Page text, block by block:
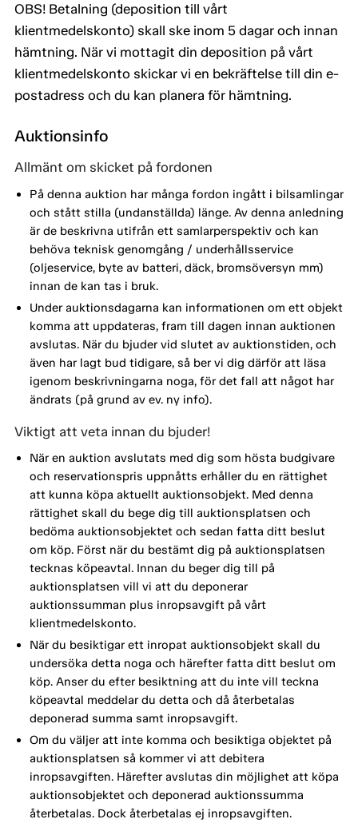
OBS! Betalning (deposition till vårt
klientmedelskonto) skall ske inom 5 dagar och innan
hämtning. När vi mottagit din deposition på vårt
klientmedelskonto skickar vi en bekräftelse till din e-
postadress och du kan planera för hämtning.
Auktionsinfo
Allmänt om skicket på fordonen
På denna auktion har många fordon ingått i bilsamlingar
och stått stilla (undanställda) länge. Av denna anledning
är de beskrivna utifrån ett samlarperspektiv och kan
behöva teknisk genomgång / underhållsservice
(oljeservice, byte av batteri, däck, bromsöversyn mm)
innan de kan tas i bruk.
Under auktionsdagarna kan informationen om ett objekt
komma att uppdateras, fram till dagen innan auktionen
avslutas. När du bjuder vid slutet av auktionstiden, och
även har lagt bud tidigare, så ber vi dig därför att läsa
igenom beskrivningarna noga, för det fall att något har
ändrats (på grund av ev. ny info).
Viktigt att veta innan du bjuder!
När en auktion avslutats med dig som hösta budgivare
och reservationspris uppnåtts erhåller du en rättighet
att kunna köpa aktuellt auktionsobjekt. Med denna
rättighet skall du bege dig till auktionsplatsen och
bedöma auktionsobjektet och sedan fatta ditt beslut
om köp. Först när du bestämt dig på auktionsplatsen
tecknas köpeavtal. Innan du beger dig till på
auktionsplatsen vill vi att du deponerar
auktionssumman plus inropsavgift på vårt
klientmedelskonto.
När du besiktigar ett inropat auktionsobjekt skall du
undersöka detta noga och härefter fatta ditt beslut om
köp. Anser du efter besiktning att du inte vill teckna
köpeavtal meddelar du detta och då återbetalas
deponerad summa samt inropsavgift.
Om du väljer att inte komma och besiktiga objektet på
auktionsplatsen så kommer vi att debitera
inropsavgiften. Härefter avslutas din möjlighet att köpa
auktionsobjektet och deponerad auktionssumma
återbetalas. Dock återbetalas ej inropsavgiften.